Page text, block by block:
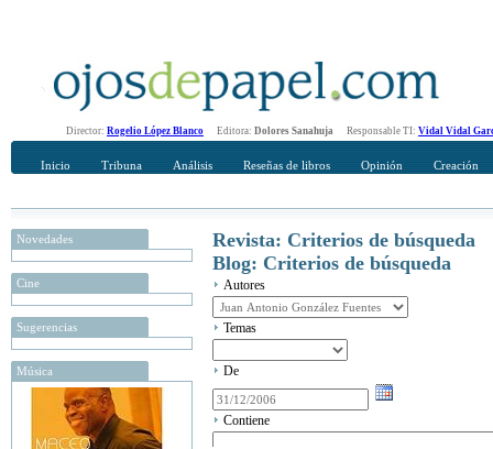
Director: Rogelio López Blanco Editora: Dolores Sanahuja Responsable TI: Vidal Vidal
Inicio Tribuna Análisis Reseñas de libros Opinión Creación
Novedades
Cine
Sugerencias
Música
Revista: Criterios de búsqueda
Blog: Criterios de búsqueda
Autores
Temas
De
Contiene